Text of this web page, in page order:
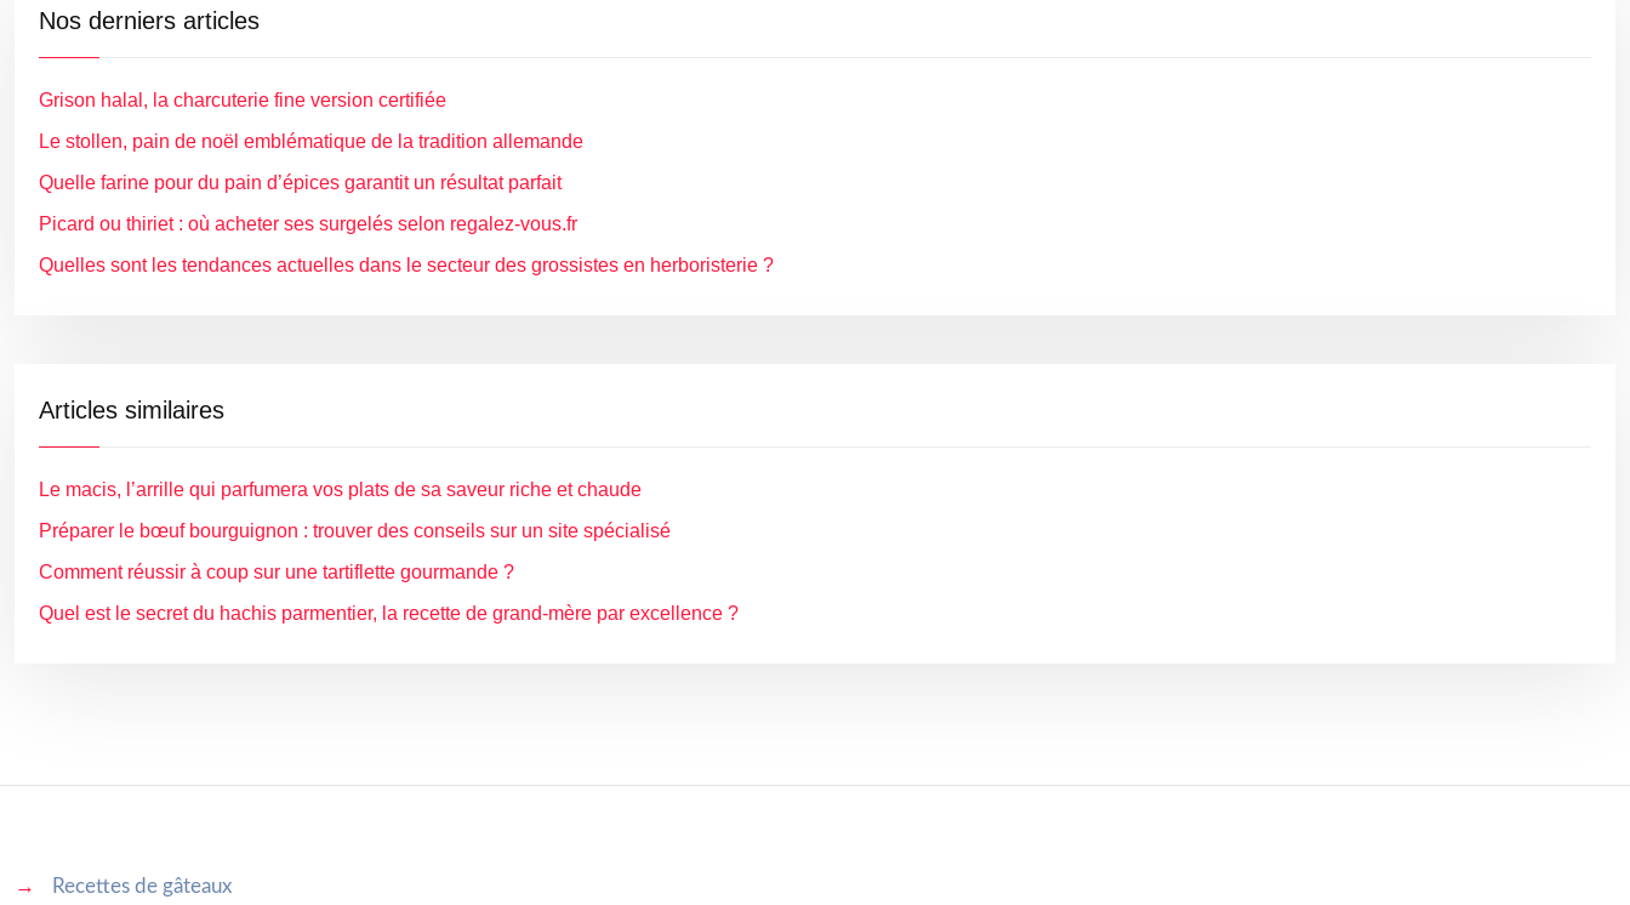
Nos derniers articles
Grison halal, la charcuterie fine version certifiée
Le stollen, pain de noël emblématique de la tradition allemande
Quelle farine pour du pain d’épices garantit un résultat parfait
Picard ou thiriet : où acheter ses surgelés selon regalez-vous.fr
Quelles sont les tendances actuelles dans le secteur des grossistes en herboristerie ?
Articles similaires
Le macis, l’arrille qui parfumera vos plats de sa saveur riche et chaude
Préparer le bœuf bourguignon : trouver des conseils sur un site spécialisé
Comment réussir à coup sur une tartiflette gourmande ?
Quel est le secret du hachis parmentier, la recette de grand-mère par excellence ?
→ Recettes de gâteaux